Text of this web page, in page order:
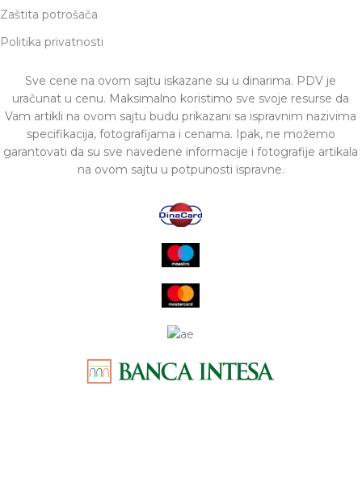
Zaštita potrošača
Politika privatnosti
Sve cene na ovom sajtu iskazane su u dinarima. PDV je
uračunat u cenu. Maksimalno koristimo sve svoje resurse da
Vam artikli na ovom sajtu budu prikazani sa ispravnim nazivima
specifikacija, fotografijama i cenama. Ipak, ne možemo
garantovati da su sve navedene informacije i fotografije artikala
na ovom sajtu u potpunosti ispravne.